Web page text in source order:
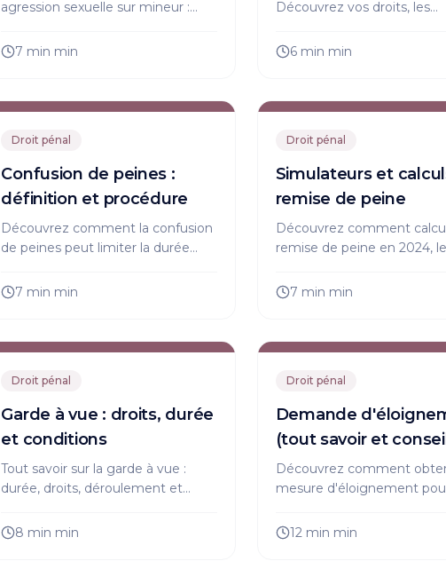
agression sexuelle sur mineur :
et droits des victimes. Informez-
7 min min
Découvrez vos droits, les
les sanctions encourues.
6 min min
Droit pénal
Confusion de peines :
définition et procédure
Découvrez comment la confusion
de peines peut limiter la durée
d'amende. Avocat, procédure,
7 min min
Droit pénal
Simulateurs et
remise de peine
Découvrez comment
remise de peine en 2024,
simulateurs pour anticiper
7 min min
Droit pénal
Garde à vue : droits, durée
et conditions
Tout savoir sur la garde à vue :
durée, droits, déroulement et
protéger vos droits face à cette
8 min min
Droit pénal
Demande
(tout savoir et
utiles)
Découvrez comment
mesure d'éloignement
harcèlement. Procédure,
12 min min